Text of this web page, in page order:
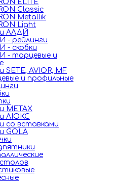
ELITE
Classic
Metallik
Light
АЛДИ
- рейлинги
- скобки
- торцевые и
SETE, AVIOR, MF
и профильные
METAX
ЛЮКС
со вставками
GOLA